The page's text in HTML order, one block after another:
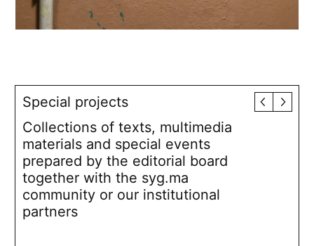
Special projects
Collections of texts, multimedia
materials and special events
prepared by the editorial board
together with the syg.ma
community or our institutional
partners